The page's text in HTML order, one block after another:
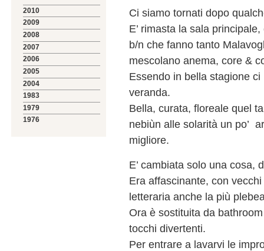
2010
2009
2008
2007
2006
2005
2004
1983
1979
1976
Ci siamo tornati dopo
E’ rimasta la sala
b/n che fanno tanto
mescolano anema, core &
Essendo in bella stagione
veranda.
Bella, curata, floreale quel
nebiùn alle solarità un po’
migliore.
E’ cambiata solo una cosa,
Era affascinante, con
letteraria anche la più
Ora è sostituita da
tocchi divertenti.
Per entrare a lavarvi le